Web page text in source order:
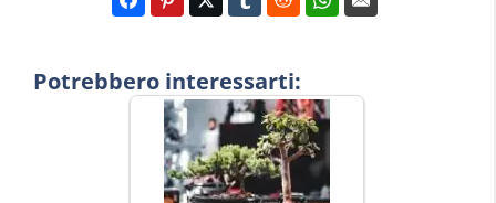
Potrebbero interessarti: